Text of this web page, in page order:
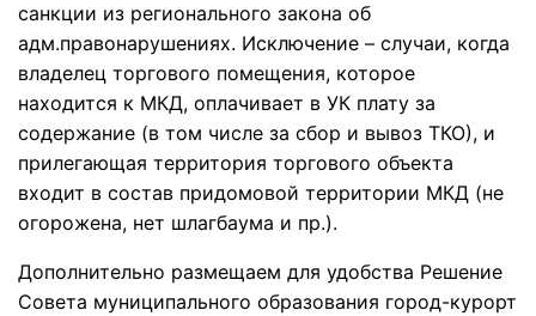
санкции из регионального закона об
адм.правонарушениях. Исключение – случаи, когда
владелец торгового помещения, которое
находится к МКД, оплачивает в УК плату за
содержание (в том числе за сбор и вывоз ТКО), и
прилегающая территория торгового объекта
входит в состав придомовой территории МКД (не
огорожена, нет шлагбаума и пр.).
Дополнительно размещаем для удобства Решение
Совета муниципального образования город-курорт